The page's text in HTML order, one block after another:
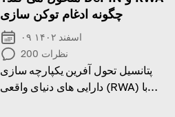
چگونه ادغام توکن سازی
۰۹ اسفند ۱۴۰۲
200 نظرات
پتانسیل تحول آفرین یکپارچه سازی
دارایی های دنیای واقعی (RWA) با